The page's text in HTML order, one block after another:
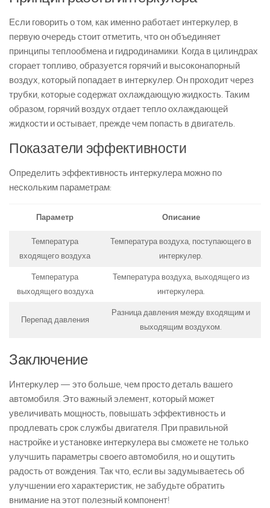
Если говорить о том, как именно работает интеркулер, в
первую очередь стоит отметить, что он объединяет
принципы теплообмена и гидродинамики. Когда в цилиндрах
сгорает топливо, образуется горячий и высоконапорный
воздух, который попадает в интеркулер. Он проходит через
трубки, которые содержат охлаждающую жидкость. Таким
образом, горячий воздух отдает тепло охлаждающей
жидкости и остывает, прежде чем попасть в двигатель.
Показатели эффективности
Определить эффективность интеркулера можно по
нескольким параметрам:
Параметр Описание
Температура
входящего воздуха
Температура воздуха, поступающего в
интеркулер.
Температура
выходящего воздуха
Температура воздуха, выходящего из
интеркулера.
Перепад давления
Разница давления между входящим и
выходящим воздухом.
Заключение
Интеркулер — это больше, чем просто деталь вашего
автомобиля. Это важный элемент, который может
увеличивать мощность, повышать эффективность и
продлевать срок службы двигателя. При правильной
настройке и установке интеркулера вы сможете не только
улучшить параметры своего автомобиля, но и ощутить
радость от вождения. Так что, если вы задумываетесь об
улучшении его характеристик, не забудьте обратить
внимание на этот полезный компонент!